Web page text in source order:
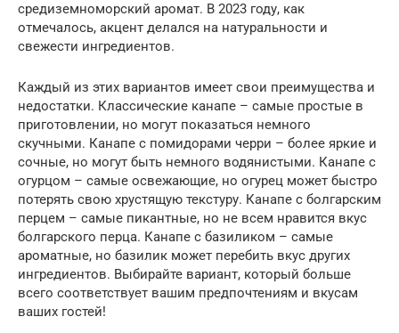
средиземноморский аромат. В 2023 году, как
отмечалось, акцент делался на натуральности и
свежести ингредиентов.
Каждый из этих вариантов имеет свои преимущества и
недостатки. Классические канапе – самые простые в
приготовлении, но могут показаться немного
скучными. Канапе с помидорами черри – более яркие и
сочные, но могут быть немного водянистыми. Канапе с
огурцом – самые освежающие, но огурец может быстро
потерять свою хрустящую текстуру. Канапе с болгарским
перцем – самые пикантные, но не всем нравится вкус
болгарского перца. Канапе с базиликом – самые
ароматные, но базилик может перебить вкус других
ингредиентов. Выбирайте вариант, который больше
всего соответствует вашим предпочтениям и вкусам
ваших гостей!